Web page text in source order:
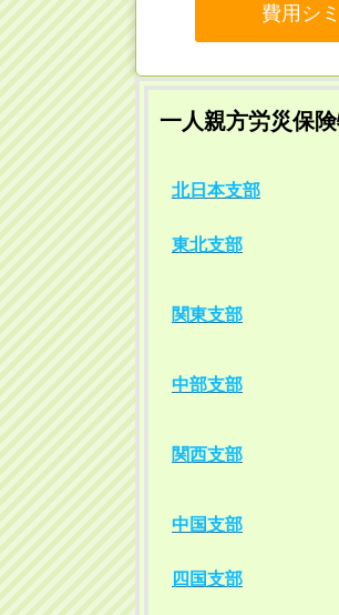
費用シ
一人親方労災保
北日本支部
東北支部
関東支部
中部支部
関西支部
中国支部
四国支部